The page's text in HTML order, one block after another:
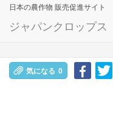
日本の農作物 販売促進サイト
ジャパンクロップス
気になる 0